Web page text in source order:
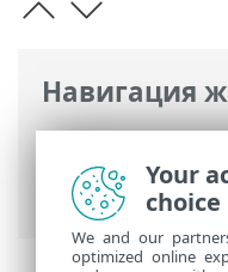
Навигация
ESET онлайн
Server> ЖҚС>
Your
choice
We and our
optimized online